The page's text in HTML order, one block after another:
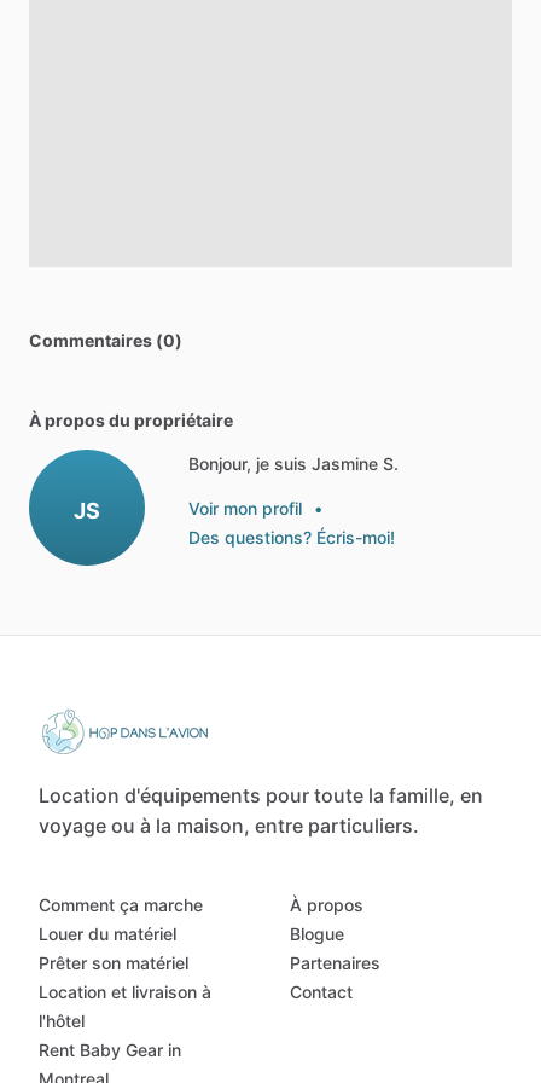
Commentaires (0)
À propos du propriétaire
JS
Bonjour, je suis Jasmine S.
Voir mon profil
•
Des questions? Écris-moi!
Location d'équipements pour toute la famille, en
voyage ou à la maison, entre particuliers.
Comment ça marche
Louer du matériel
Prêter son matériel
Location et livraison à
l'hôtel
Rent Baby Gear in
Montreal
À propos
Blogue
Partenaires
Contact